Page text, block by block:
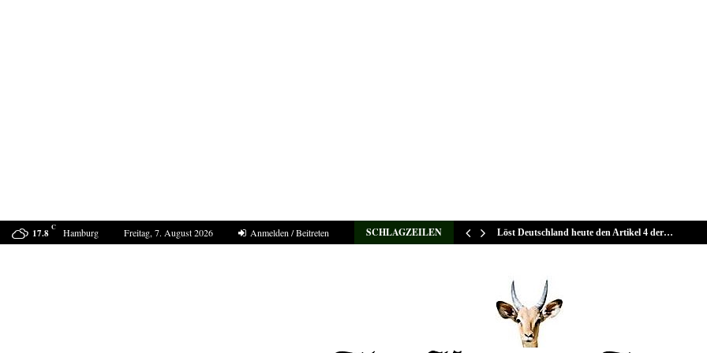
17.8 C Hamburg Freitag, 7. August 2026 Anmelden / Beitreten SCHLAGZEILEN
Marokko muss für den Angriff auf Ceuta… Löst Deutschland heute den Artikel 4 der…